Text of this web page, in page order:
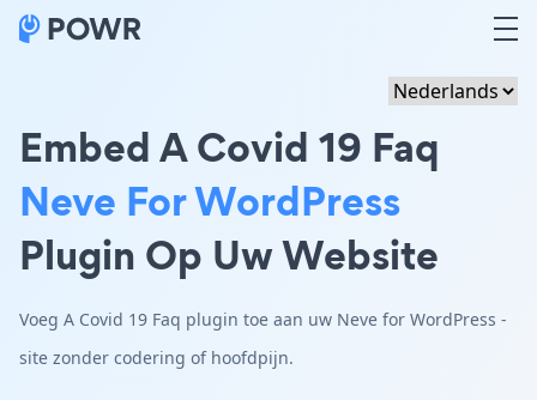
Embed A Covid 19 Faq
Neve For WordPress
Plugin Op Uw Website
Voeg A Covid 19 Faq plugin toe aan uw Neve for WordPress -
site zonder codering of hoofdpijn.